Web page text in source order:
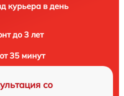
курьера в день
до 3 лет
35 минут
со